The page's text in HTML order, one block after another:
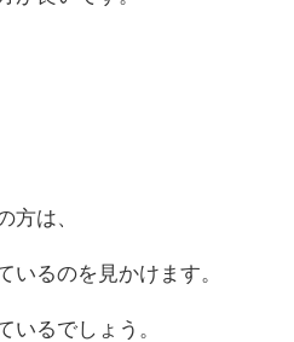
方は、
いるのを見かけます。
いるでしょう。